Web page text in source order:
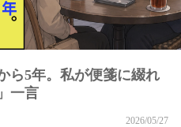
ら5年。私が便箋に綴れ
一言
2026/05/27